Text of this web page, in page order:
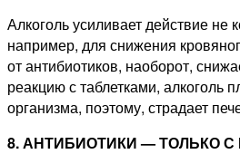
Алкоголь усиливает действие не
например, для снижения
от антибиотиков, наоборот,
реакцию с таблетками, алкоголь
организма, поэтому, страдает
8. АНТИБИОТИКИ — ТОЛЬКО